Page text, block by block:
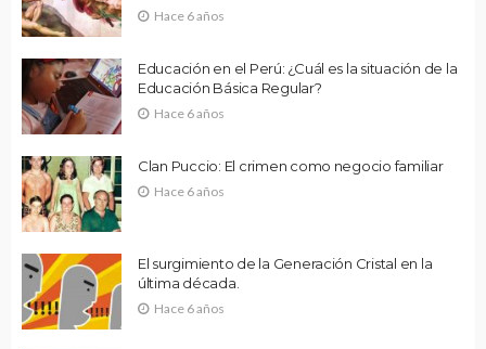
Hace 6 años
Educación en el Perú: ¿Cuál es la situación de la
Educación Básica Regular?
Hace 6 años
Clan Puccio: El crimen como negocio familiar
Hace 6 años
El surgimiento de la Generación Cristal en la
última década.
Hace 6 años